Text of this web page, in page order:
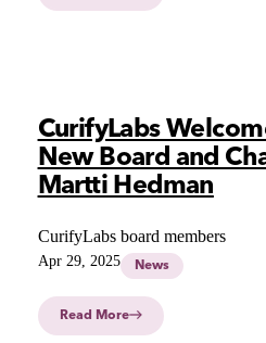
CurifyLabs
New Board and
Martti Hedman
CurifyLabs board members
Apr 29, 2025 News
Read More